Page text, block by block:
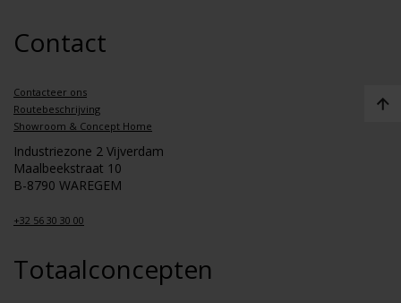
Contact
Contacteer ons
Routebeschrijving
Showroom & Concept Home
Industriezone 2 Vijverdam
Maalbeekstraat 10
B-8790 WAREGEM
+32 56 30 30 00
Totaalconcepten